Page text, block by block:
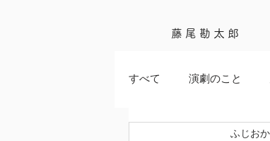
藤尾勘太郎
すべて 演劇のこと
ふじお